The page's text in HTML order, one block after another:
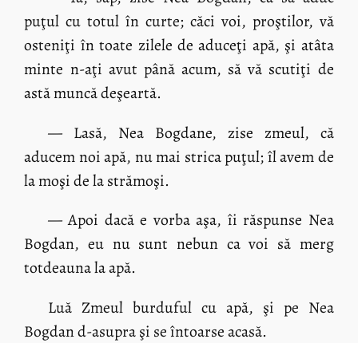
puţul cu totul în curte; căci voi, proştilor, vă
osteniţi în toate zilele de aduceţi apă, şi atâta
minte n-aţi avut până acum, să vă scutiţi de
astă muncă deşeartă.
— Lasă, Nea Bogdane, zise zmeul, că
aducem noi apă, nu mai strica puţul; îl avem de
la moşi de la strămoşi.
— Apoi dacă e vorba aşa, îi răspunse Nea
Bogdan, eu nu sunt nebun ca voi să merg
totdeauna la apă.
Luă Zmeul burduful cu apă, şi pe Nea
Bogdan d-asupra şi se întoarse acasă.